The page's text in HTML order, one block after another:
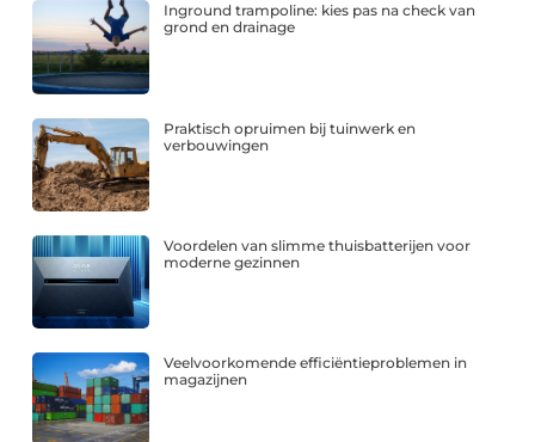
Inground trampoline: kies pas na check van
grond en drainage
Praktisch opruimen bij tuinwerk en
verbouwingen
Voordelen van slimme thuisbatterijen voor
moderne gezinnen
Veelvoorkomende efficiëntieproblemen in
magazijnen